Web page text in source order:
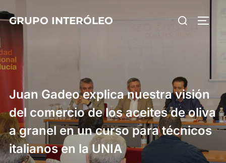
al
contenido
GRUPO INTERÓLEO Buscar:
Juan Gadeo explica nuestra visión
del comercio de los aceites de oliva
a granel en un curso para técnicos
italianos en la UNIA